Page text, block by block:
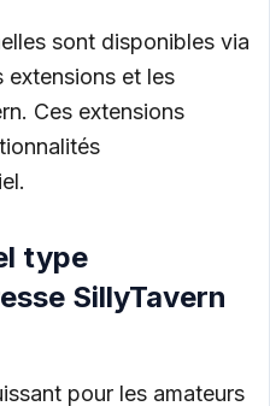
sont disponibles via
extensions et les
Ces extensions
type
SillyTavern
pour les amateurs